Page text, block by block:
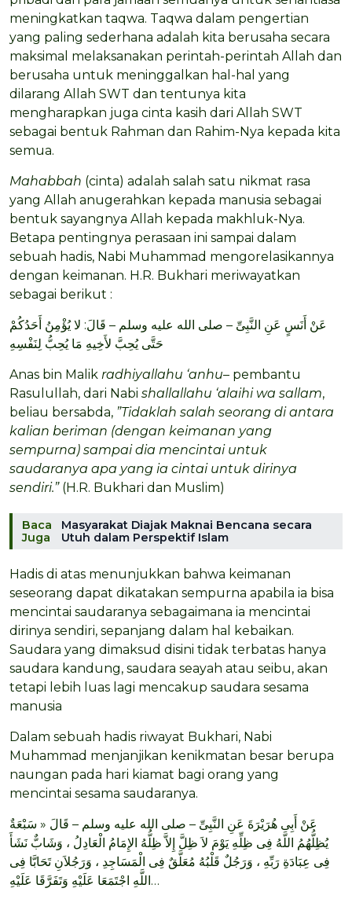
meningkatkan taqwa. Taqwa dalam pengertian
yang paling sederhana adalah kita berusaha secara
maksimal melaksanakan perintah-perintah Allah dan
berusaha untuk meninggalkan hal-hal yang
dilarang Allah SWT dan tentunya kita
mengharapkan juga cinta kasih dari Allah SWT
sebagai bentuk Rahman dan Rahim-Nya kepada kita
semua.
Mahabbah (cinta) adalah salah satu nikmat rasa
yang Allah anugerahkan kepada manusia sebagai
bentuk sayangnya Allah kepada makhluk-Nya.
Betapa pentingnya perasaan ini sampai dalam
sebuah hadis, Nabi Muhammad mengorelasikannya
dengan keimanan. H.R. Bukhari meriwayatkan
sebagai berikut :
عَنْ أَنَسٍ عَنِ النَّبِىِّ – صلى الله عليه وسلم – قَالَ: لا يُؤْمِنُ أَحَدُكُمْ
حَتَّى يُحِبَّ لأَخِيهِ مَا يُحِبُّ لِنَفْسِهِ
Anas bin Malik radhiyallahu ‘anhu– pembantu
Rasulullah, dari Nabi shallallahu ‘alaihi wa sallam,
beliau bersabda, ”Tidaklah salah seorang di antara
kalian beriman (dengan keimanan yang
sempurna) sampai dia mencintai untuk
saudaranya apa yang ia cintai untuk dirinya
sendiri.”(H.R. Bukhari dan Muslim)
Baca
Juga
Masyarakat Diajak Maknai Bencana secara
Utuh dalam Perspektif Islam
Hadis di atas menunjukkan bahwa keimanan
seseorang dapat dikatakan sempurna apabila ia bisa
mencintai saudaranya sebagaimana ia mencintai
dirinya sendiri, sepanjang dalam hal kebaikan.
Saudara yang dimaksud disini tidak terbatas hanya
saudara kandung, saudara seayah atau seibu, akan
tetapi lebih luas lagi mencakup saudara sesama
manusia
Dalam sebuah hadis riwayat Bukhari, Nabi
Muhammad menjanjikan kenikmatan besar berupa
naungan pada hari kiamat bagi orang yang
mencintai sesama saudaranya.
عَنْ أَبِى هُرَيْرَةَ عَنِ النَّبِىِّ – صلى الله عليه وسلم – قَالَ « سَبْعَةٌ
يُظِلُّهُمُ اللَّهُ فِى ظِلِّهِ يَوْمَ لاَ ظِلَّ إِلاَّ ظِلُّهُ الإِمَامُ الْعَادِلُ ، وَشَابٌّ نَشَأَ
فِى عِبَادَةِ رَبِّهِ ، وَرَجُلٌ قَلْبُهُ مُعَلَّقٌ فِى الْمَسَاجِدِ ، وَرَجُلاَنِ تَحَابَّا فِى
اللَّهِ اجْتَمَعَا عَلَيْهِ وَتَفَرَّقَا عَلَيْهِ…